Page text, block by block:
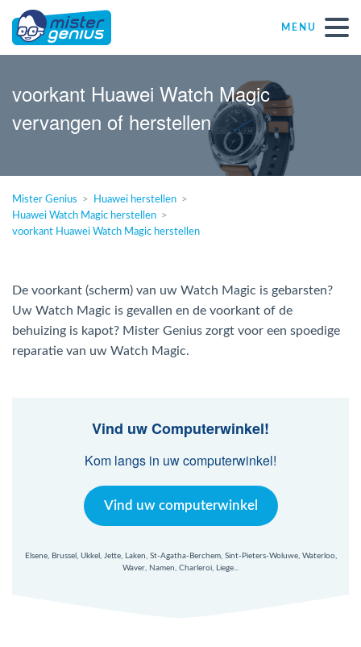
MENU
Réparations – Dépannages (nl)
Computerwinkels in Belgïe
Zelfstandige
KMO
voorkant Huawei Watch Magic
vervangen of herstellen
Mister Genius
Huawei herstellen
Huawei Watch Magic herstellen
voorkant Huawei Watch Magic herstellen
De voorkant (scherm) van uw Watch Magic is gebarsten?
Uw Watch Magic is gevallen en de voorkant of de
behuizing is kapot? Mister Genius zorgt voor een spoedige
reparatie van uw Watch Magic.
Vind uw Computerwinkel!
Kom langs in uw computerwinkel!
Vind uw computerwinkel
Elsene, Brussel, Ukkel, Jette, Laken, St-Agatha-Berchem, Sint-Pieters-Woluwe, Waterloo,
Waver, Namen, Charleroi, Liege...